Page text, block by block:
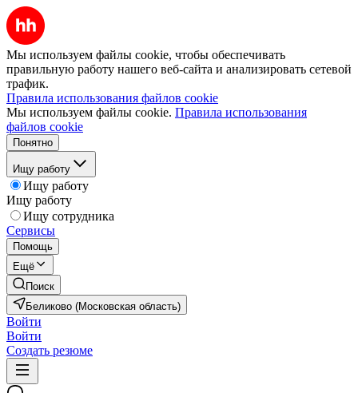
Мы используем файлы cookie, чтобы обеспечивать
правильную работу нашего веб-сайта и анализировать сетевой
трафик.
Правила использования файлов cookie
Мы используем файлы cookie. Правила использования
файлов cookie
Понятно
Ищу работу
Ищу работу
Ищу работу
Ищу сотрудника
Сервисы
Помощь
Ещё
Поиск
Беликово (Московская область)
Войти
Войти
Создать резюме